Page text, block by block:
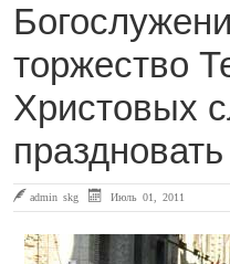
торжество
Христовых
admin skg Июль 01, 2011